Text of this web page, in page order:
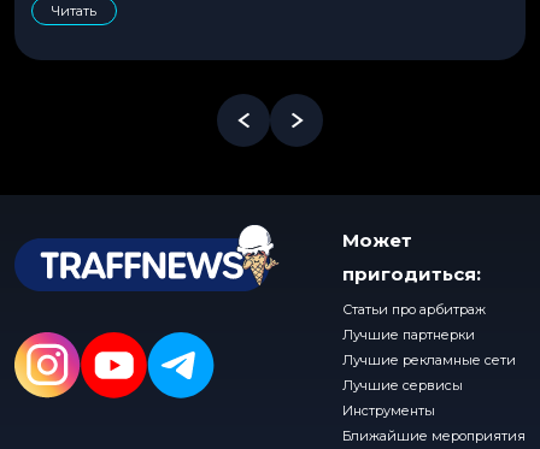
Читать
Может
пригодиться:
Статьи про арбитраж
Лучшие партнерки
Лучшие рекламные сети
Лучшие сервисы
Инструменты
Ближайшие мероприятия